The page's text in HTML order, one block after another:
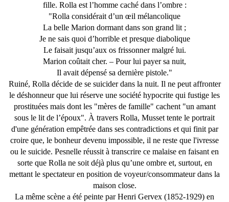
fille. Rolla est l’homme caché dans l’ombre :
"Rolla considérait d’un œil mélancolique
La belle Marion dormant dans son grand lit ;
Je ne sais quoi d’horrible et presque diabolique
Le faisait jusqu’aux os frissonner malgré lui.
Marion coûtait cher. – Pour lui payer sa nuit,
Il avait dépensé sa dernière pistole."
Ruiné, Rolla décide de se suicider dans la nuit. Il ne peut affronter
le déshonneur que lui réserve une société hypocrite qui fustige les
prostituées mais dont les "mères de famille" cachent "un amant
sous le lit de l’époux". À travers Rolla, Musset tente le portrait
d'une génération empêtrée dans ses contradictions et qui finit par
croire que, le bonheur devenu impossible, il ne reste que l'ivresse
ou le suicide. Pesnelle réussit à transcrire ce malaise en faisant en
sorte que Rolla ne soit déjà plus qu’une ombre et, surtout, en
mettant le spectateur en position de voyeur/consommateur dans la
maison close.
La même scène a été peinte par Henri Gervex (1852-1929) en